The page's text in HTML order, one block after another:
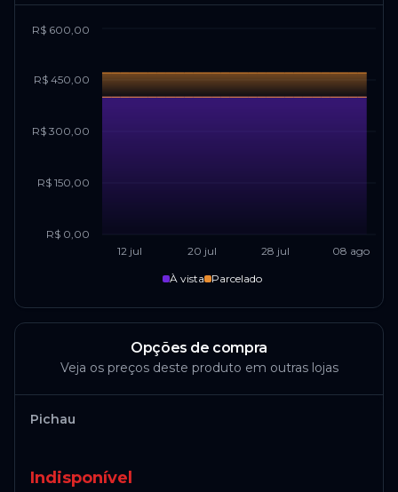
12 jul 20 jul 28 jul 08 ago
R$ 0,00
R$ 150,00
R$ 300,00
R$ 450,00
R$ 600,00
À vista Parcelado
Opções de compra
Veja os preços deste produto em outras lojas
Pichau
Indisponível